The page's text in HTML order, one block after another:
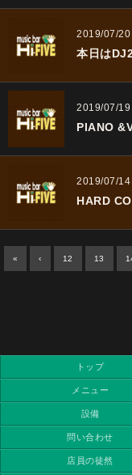
2019/07/20
本日は
2019/07/19
PIANO
2019/07/14
HARD
« ‹ 12 13
トップ
メニュー
設備
問い合わせ
店員の徒然